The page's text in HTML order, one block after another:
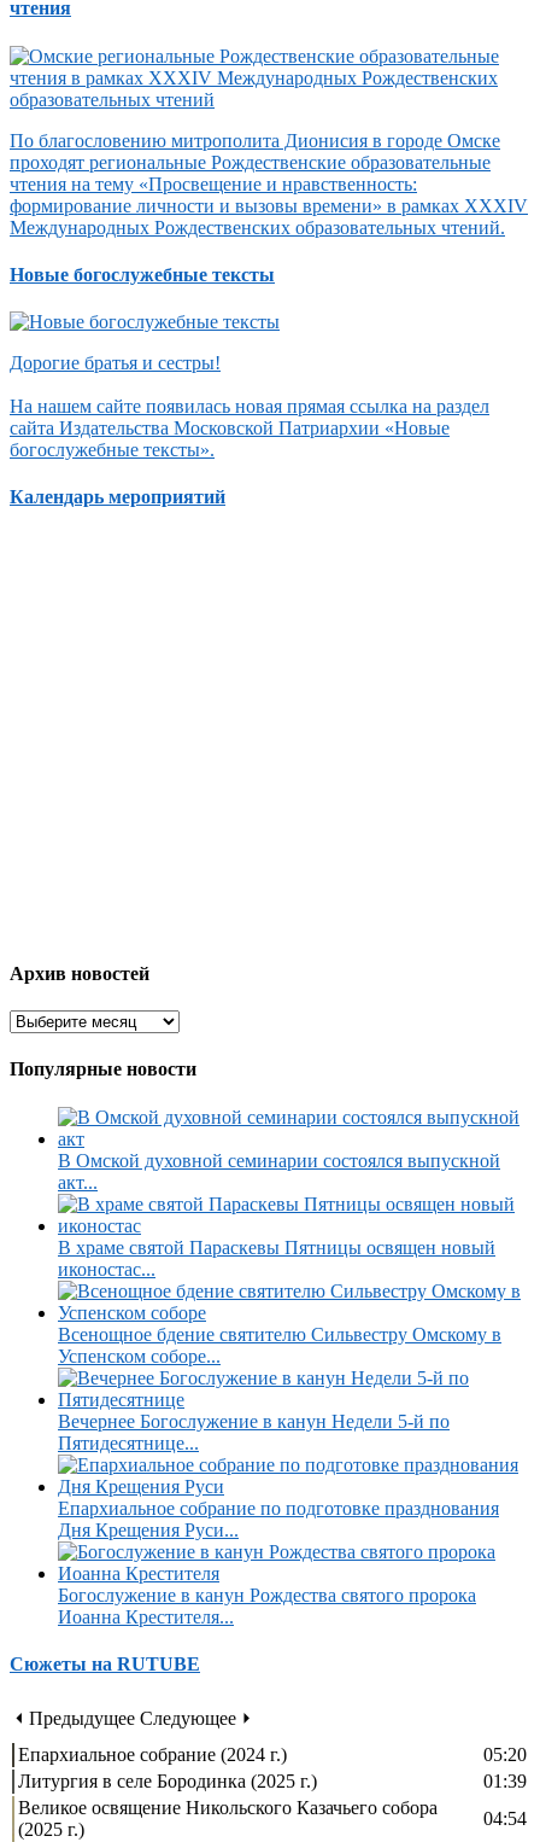
чтения
По благословению митрополита Дионисия в городе Омске
проходят региональные Рождественские образовательные
чтения на тему «Просвещение и нравственность:
формирование личности и вызовы времени» в рамках XXXIV
Международных Рождественских образовательных чтений.
Новые богослужебные тексты
Дорогие братья и сестры!
На нашем сайте появилась новая прямая ссылка на раздел
сайта Издательства Московской Патриархии «Новые
богослужебные тексты».
Календарь мероприятий
Архив новостей
Популярные новости
В Омской духовной семинарии состоялся выпускной
акт...
В храме святой Параскевы Пятницы освящен новый
иконостас...
Всенощное бдение святителю Сильвестру Омскому в
Успенском соборе...
Вечернее Богослужение в канун Недели 5-й по
Пятидесятнице...
Епархиальное собрание по подготовке празднования
Дня Крещения Руси...
Богослужение в канун Рождества святого пророка
Иоанна Крестителя...
Сюжеты на RUTUBE
⏴ Предыдущее Следующее ⏵
Епархиальное собрание (2024 г.)
05:20
Литургия в селе Бородинка (2025 г.)
01:39
Великое освящение Никольского Казачьего собора
(2025 г.)
04:54